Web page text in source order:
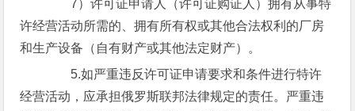
7）许可证申请人（许可证购证人）拥有从事特
许经营活动所需的、拥有所有权或其他合法权利的厂房
和生产设备（自有财产或其他法定财产）。
5.如严重违反许可证申请要求和条件进行特许
经营活动，应承担俄罗斯联邦法律规定的责任。严重违